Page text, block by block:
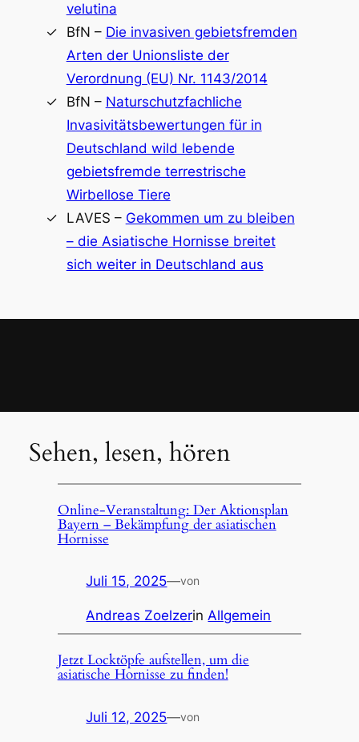
velutina
BfN – Die invasiven gebietsfremden
Arten der Unionsliste der
Verordnung (EU) Nr. 1143/2014
BfN – Naturschutzfachliche
Invasivitätsbewertungen für in
Deutschland wild lebende
gebietsfremde terrestrische
Wirbellose Tiere
LAVES – Gekommen um zu bleiben
– die Asiatische Hornisse breitet
sich weiter in Deutschland aus
Sehen, lesen, hören
Online-Veranstaltung: Der Aktionsplan
Bayern – Bekämpfung der asiatischen
Hornisse
Juli 15, 2025—von
Andreas ZoelzerinAllgemein
Jetzt Locktöpfe aufstellen, um die
asiatische Hornisse zu finden!
Juli 12, 2025—von